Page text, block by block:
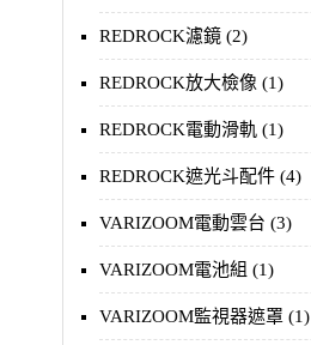
REDROCK濾鏡 (2)
REDROCK放大檢像 (1)
REDROCK電動滑軌 (1)
REDROCK遮光斗配件 (4)
VARIZOOM電動雲台 (3)
VARIZOOM電池組 (1)
VARIZOOM監視器遮罩 (1)